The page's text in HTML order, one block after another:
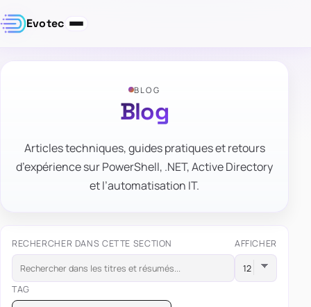
Evotec
BLOG
Blog
Articles techniques, guides pratiques et retours
d’expérience sur PowerShell, .NET, Active Directory
et l’automatisation IT.
RECHERCHER DANS CETTE SECTION AFFICHER
TAG